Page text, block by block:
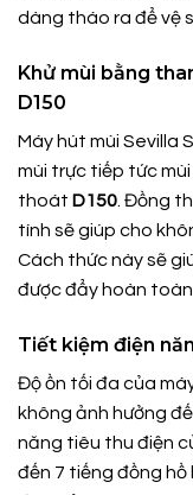
dàng tháo ra để vệ
Khử mùi bằng
D150
Máy hút mùi Sevilla
mùi trực tiếp tức
thoát D150 . Đồng
tính sẽ giúp cho
Cách thức này sẽ
được đẩy hoàn toàn
Tiết kiệm điện
Độ ồn tối đa của
không ảnh hưởng
năng tiêu thu điện
đến 7 tiếng đồng